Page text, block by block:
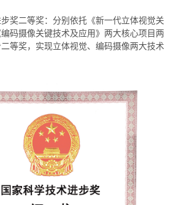
奖二等奖：分别依托《新一代立体视觉关
码摄像关键技术及应用》两大核心项目两
等奖，实现立体视觉、编码摄像两大技术